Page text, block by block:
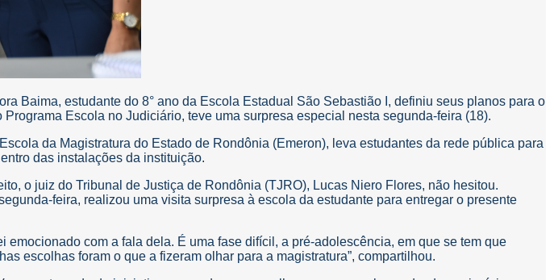
Baima, estudante do 8° ano da Escola Estadual São Sebastião I, definiu seus planos para o
Escola no Judiciário, teve uma surpresa especial nesta segunda-feira (18).
da Magistratura do Estado de Rondônia (Emeron), leva estudantes da rede pública para
das instalações da instituição.
o juiz do Tribunal de Justiça de Rondônia (TJRO), Lucas Niero Flores, não hesitou.
feira, realizou uma visita surpresa à escola da estudante para entregar o presente
com a fala dela. É uma fase difícil, a pré-adolescência, em que se tem que
escolhas foram o que a fizeram olhar para a magistratura”, compartilhou.